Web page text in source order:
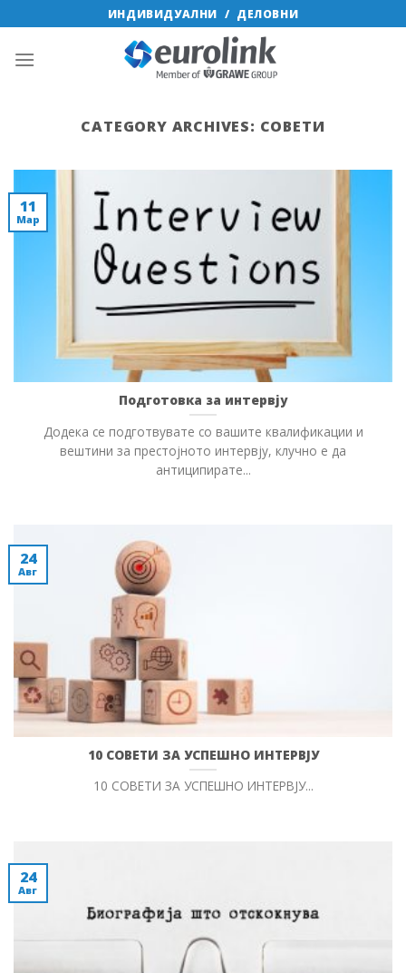
to
content
ИНДИВИДУАЛНИ / ДЕЛОВНИ
CATEGORY ARCHIVES: СОВЕТИ
Подготовка за интервју
Додека се подготвувате со вашите квалификации и
вештини за престојното интервју, клучно е да
антиципирате...
11
Мар
10 СОВЕТИ ЗА УСПЕШНО ИНТЕРВЈУ
10 СОВЕТИ ЗА УСПЕШНО ИНТЕРВЈУ...
24
Авг
24
Авг